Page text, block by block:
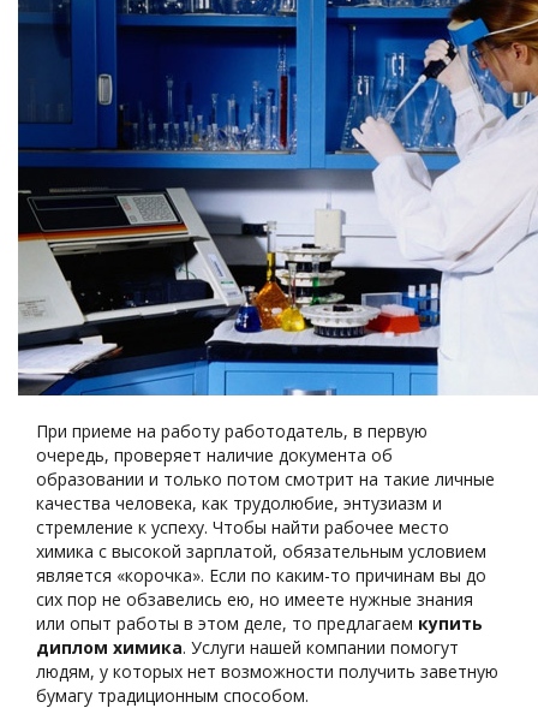
При приеме на работу работодатель, в первую
очередь, проверяет наличие документа об
образовании и только потом смотрит на такие личные
качества человека, как трудолюбие, энтузиазм и
стремление к успеху. Чтобы найти рабочее место
химика с высокой зарплатой, обязательным условием
является «корочка». Если по каким-то причинам вы до
сих пор не обзавелись ею, но имеете нужные знания
или опыт работы в этом деле, то предлагаем купить
диплом химика. Услуги нашей компании помогут
людям, у которых нет возможности получить заветную
бумагу традиционным способом.